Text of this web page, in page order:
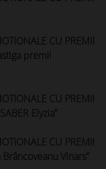
CU PREMII
premii
CU PREMII
Elyzia”
CU PREMII
Vinars”